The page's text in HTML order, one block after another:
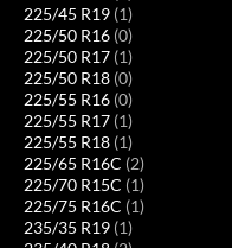
225/45 R19 (1)
225/50 R16 (0)
225/50 R17 (1)
225/50 R18 (0)
225/55 R16 (0)
225/55 R17 (1)
225/55 R18 (1)
225/65 R16C (2)
225/70 R15C (1)
225/75 R16C (1)
235/35 R19 (1)